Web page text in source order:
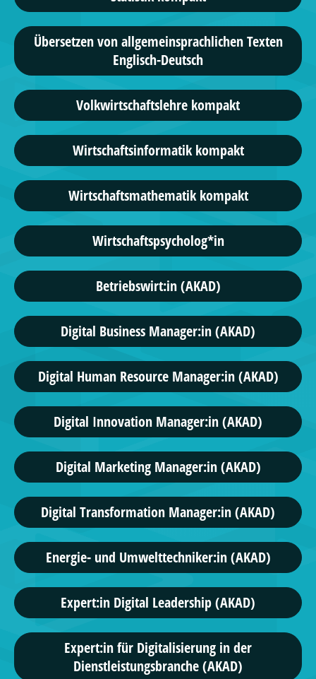
Übersetzen von allgemeinsprachlichen Texten
Englisch-Deutsch
Volkwirtschaftslehre kompakt
Wirtschaftsinformatik kompakt
Wirtschaftsmathematik kompakt
Wirtschaftspsycholog*in
Betriebswirt:in (AKAD)
Digital Business Manager:in (AKAD)
Digital Human Resource Manager:in (AKAD)
Digital Innovation Manager:in (AKAD)
Digital Marketing Manager:in (AKAD)
Digital Transformation Manager:in (AKAD)
Energie- und Umwelttechniker:in (AKAD)
Expert:in Digital Leadership (AKAD)
Expert:in für Digitalisierung in der
Dienstleistungsbranche (AKAD)